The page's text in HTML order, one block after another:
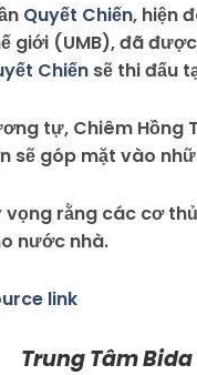
Quyết Chiến, hiện
giới (UMB), đã
Chiến sẽ thi đấu
tự, Chiêm Hồng
sẽ góp mặt vào
vọng rằng các cơ
nước nhà.
link
Trung Tâm Bida